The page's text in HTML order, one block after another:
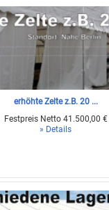
erhöhte Zelte z.B. 20 ...
Festpreis Netto 41.500,00 €
» Details